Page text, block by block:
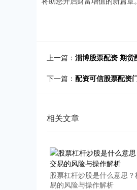
上一篇： 淄博股票配资 期货
下一篇： 配资可信股票配资
相关文章
股票杠杆炒股是什么意思？
易的风险与操作解析